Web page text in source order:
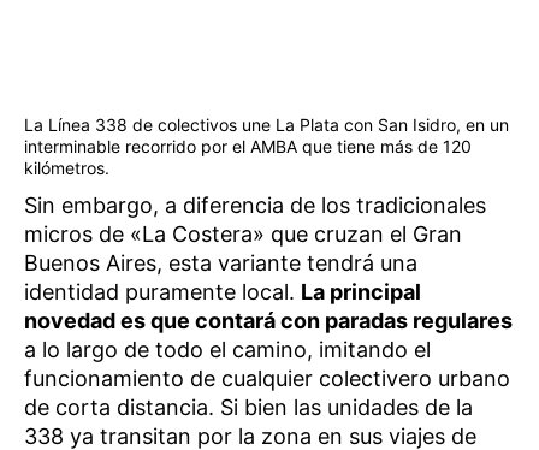
La Línea 338 de colectivos une La Plata con San Isidro, en un
interminable recorrido por el AMBA que tiene más de 120
kilómetros.
Sin embargo, a diferencia de los tradicionales
micros de «La Costera» que cruzan el Gran
Buenos Aires, esta variante tendrá una
identidad puramente local. La principal
novedad es que contará con paradas regulares
a lo largo de todo el camino, imitando el
funcionamiento de cualquier colectivero urbano
de corta distancia. Si bien las unidades de la
338 ya transitan por la zona en sus viajes de